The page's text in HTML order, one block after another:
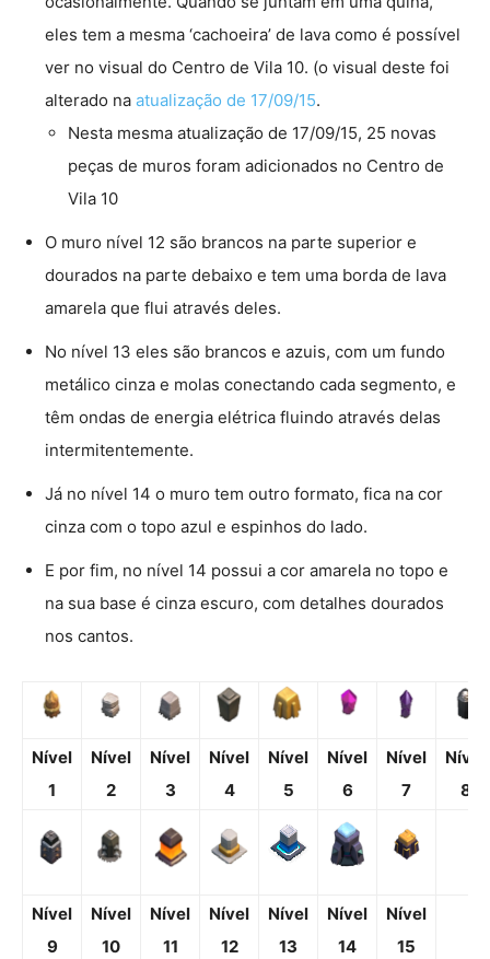
eles tem a mesma ‘cachoeira’ de lava como é possível
ver no visual do Centro de Vila 10. (o visual deste foi
alterado na atualização de 17/09/15.
Nesta mesma atualização de 17/09/15, 25 novas
peças de muros foram adicionados no Centro de
Vila 10
O muro nível 12 são brancos na parte superior e
dourados na parte debaixo e tem uma borda de lava
amarela que flui através deles.
No nível 13 eles são brancos e azuis, com um fundo
metálico cinza e molas conectando cada segmento, e
têm ondas de energia elétrica fluindo através delas
intermitentemente.
Já no nível 14 o muro tem outro formato, fica na cor
cinza com o topo azul e espinhos do lado.
E por fim, no nível 14 possui a cor amarela no topo e
na sua base é cinza escuro, com detalhes dourados
nos cantos.
Nível
1
Nível
2
Nível
3
Nível
4
Nível
5
Nível
6
Nível
7
Nível
8
Nível
9
Nível
10
Nível
11
Nível
12
Nível
13
Nível
14
Nível
15